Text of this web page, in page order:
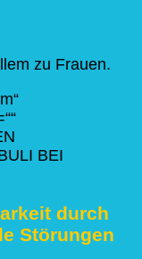
zu Frauen.
BEI
durch
Störungen